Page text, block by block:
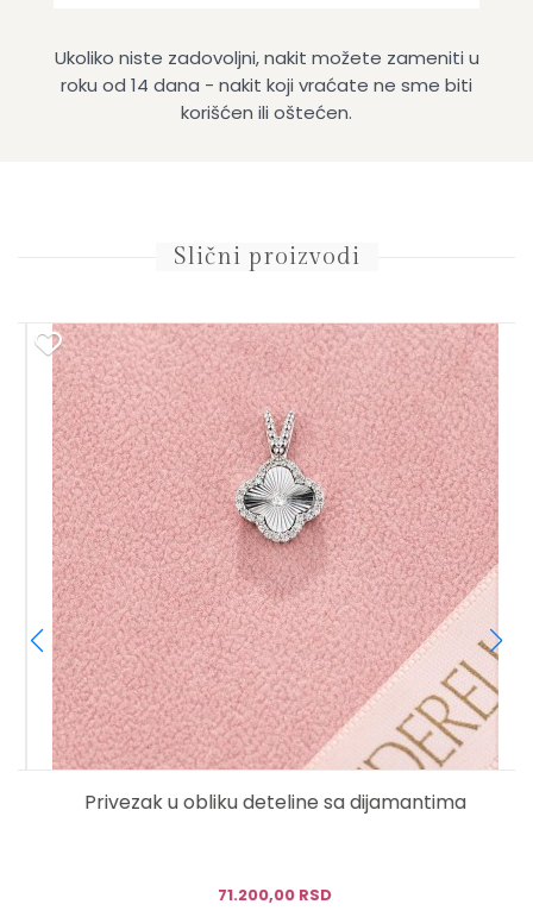
Ukoliko niste zadovoljni, nakit možete zameniti u
roku od 14 dana - nakit koji vraćate ne sme biti
korišćen ili oštećen.
Slični proizvodi
Privezak u obliku deteline sa dijamantima
71.200,00 RSD